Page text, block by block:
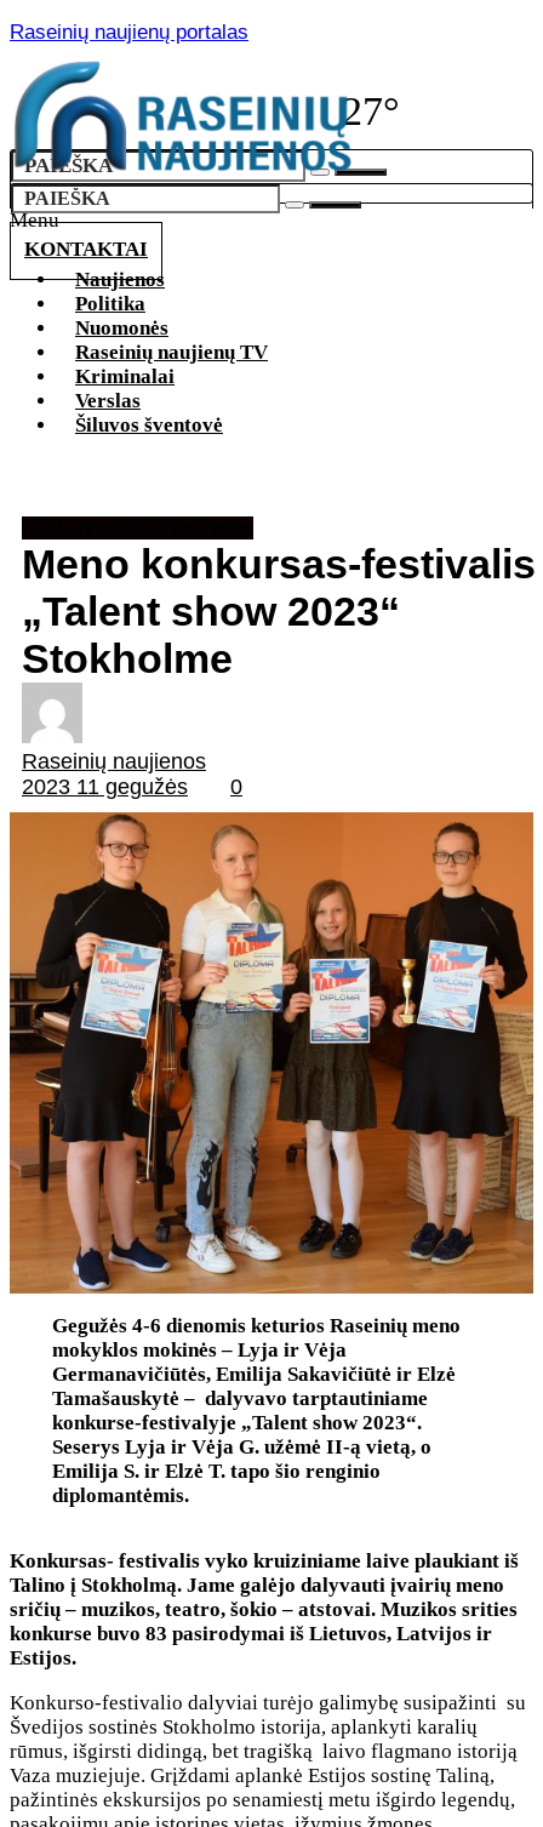
Raseinių naujienų portalas
27°
KONTAKTAI
Menu
Naujienos
Politika
Nuomonės
Raseinių naujienų TV
Kriminalai
Verslas
Šiluvos šventovė
Meno konkursas-festivalis
„Talent show 2023“
Stokholme
Raseinių naujienos
2023 11 gegužės
0
Gegužės 4-6 dienomis keturios Raseinių meno
mokyklos mokinės – Lyja ir Vėja
Germanavičiūtės, Emilija Sakavičiūtė ir Elzė
Tamašauskytė – dalyvavo tarptautiniame
konkurse-festivalyje „Talent show 2023“.
Seserys Lyja ir Vėja G. užėmė II-ą vietą, o
Emilija S. ir Elzė T. tapo šio renginio
diplomantėmis.
Konkursas- festivalis vyko kruiziniame laive plaukiant iš
Talino į Stokholmą. Jame galėjo dalyvauti įvairių meno
sričių – muzikos, teatro, šokio – atstovai. Muzikos srities
konkurse buvo 83 pasirodymai iš Lietuvos, Latvijos ir
Estijos.
Konkurso-festivalio dalyviai turėjo galimybę susipažinti su
Švedijos sostinės Stokholmo istorija, aplankyti karalių
rūmus, išgirsti didingą, bet tragišką laivo flagmano istoriją
Vaza muziejuje. Grįždami aplankė Estijos sostinę Taliną,
pažintinės ekskursijos po senamiestį metu išgirdo legendų,